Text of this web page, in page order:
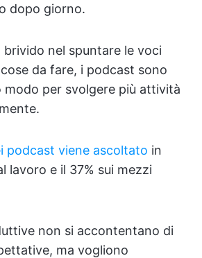
dopo giorno.
brivido nel spuntare le voci
da fare, i podcast sono
modo per svolgere più attività
podcast viene ascoltato in
lavoro e il 37% sui mezzi
non si accontentano di
ma vogliono